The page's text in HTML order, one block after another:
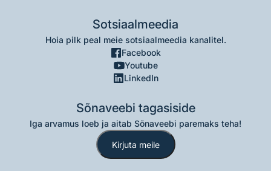
Sotsiaalmeedia
Hoia pilk peal meie sotsiaalmeedia kanalitel.
Facebook
Youtube
LinkedIn
Sõnaveebi tagasiside
Iga arvamus loeb ja aitab Sõnaveebi paremaks teha!
Kirjuta meile